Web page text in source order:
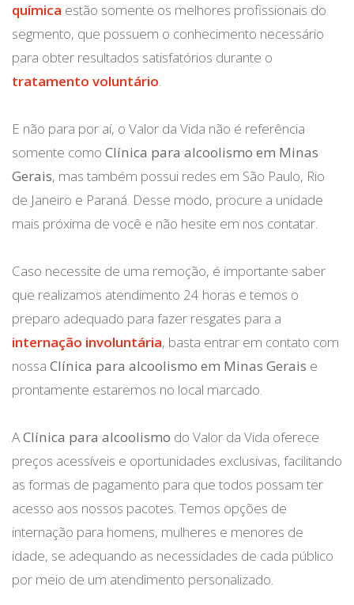
química estão somente os melhores profissionais do
segmento, que possuem o conhecimento necessário
para obter resultados satisfatórios durante o
tratamento voluntário.
E não para por aí, o Valor da Vida não é referência
somente como Clínica para alcoolismo em Minas
Gerais, mas também possui redes em São Paulo, Rio
de Janeiro e Paraná. Desse modo, procure a unidade
mais próxima de você e não hesite em nos contatar.
Caso necessite de uma remoção, é importante saber
que realizamos atendimento 24 horas e temos o
preparo adequado para fazer resgates para a
internação involuntária, basta entrar em contato com
nossa Clínica para alcoolismo em Minas Gerais e
prontamente estaremos no local marcado.
AClínica para alcoolismo do Valor da Vida oferece
preços acessíveis e oportunidades exclusivas, facilitando
as formas de pagamento para que todos possam ter
acesso aos nossos pacotes. Temos opções de
internação para homens, mulheres e menores de
idade, se adequando as necessidades de cada público
por meio de um atendimento personalizado.